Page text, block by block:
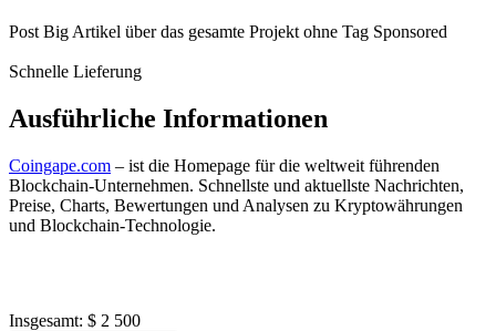
Post Big Artikel über das gesamte Projekt ohne Tag Sponsored
Schnelle Lieferung
Ausführliche Informationen
Coingape.com – ist die Homepage für die weltweit führenden
Blockchain-Unternehmen. Schnellste und aktuellste Nachrichten,
Preise, Charts, Bewertungen und Analysen zu Kryptowährungen
und Blockchain-Technologie.
Insgesamt: $ 2 500